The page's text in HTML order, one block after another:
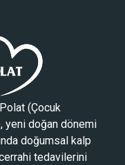
(Çocuk
yeni doğan dönemi
doğumsal kalp
tedavilerini